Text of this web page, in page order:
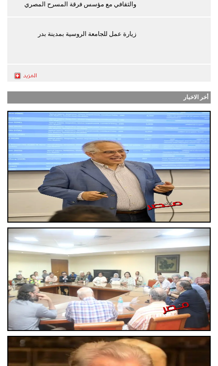
والثقافي مع مؤسس فرقة المسرح المصري
زيارة عمل للجامعة الروسية بمدينة بدر
أخر الاخبار